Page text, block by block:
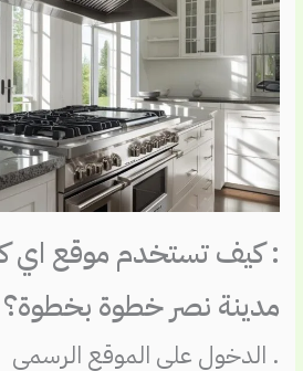
: كيف تستخدم موقع اي
مدينة نصر خطوة بخطوة؟
. الدخول على الموقع الرسمي